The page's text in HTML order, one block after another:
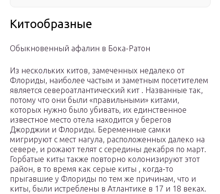
Китообразные
Обыкновенный афалин в Бока-Ратон
Из нескольких китов, замеченных недалеко от
Флориды, наиболее частым и заметным посетителем
является североатлантический кит . Названные так,
потому что они были «правильными» китами,
которых нужно было убивать, их единственное
известное место отела находится у берегов
Джорджии и Флориды. Беременные самки
мигрируют с мест нагула, расположенных далеко на
севере, и рожают телят с середины декабря по март.
Горбатые киты также повторно колонизируют этот
район, в то время как серые киты , когда-то
прыгавшие у Флориды по тем же причинам, что и
киты, были истреблены в Атлантике в 17 и 18 веках.